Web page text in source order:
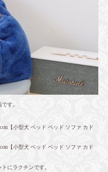
す。
【小型犬 ベッド ベッド ソファ カド
小型犬 ベッド ベッド ソファ カド
にラクチンです。